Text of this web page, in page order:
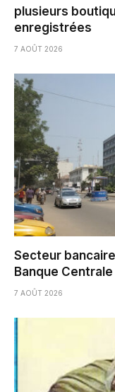
plusieurs
enregistrées
7 AOÛT 2026
Secteur
Banque Centrale
7 AOÛT 2026